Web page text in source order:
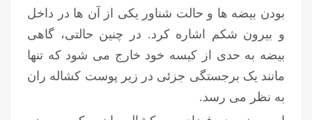
بودن بیضه ها و حالت شناور یکی از آن ها در داخل
و بیرون شکم اشاره کرد. در چنین حالتی، گاهی
بیضه به حدی از کیسه خود خارج می شود که تنها
مانند یک برجستگی جزئی در زیر پوست کشاله ران
به نظر می رسد.